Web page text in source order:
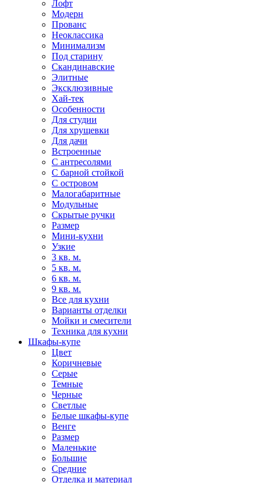
Лофт
Модерн
Прованс
Неоклассика
Минимализм
Под старину
Скандинавские
Элитные
Эксклюзивные
Хай-тек
Особенности
Для студии
Для хрущевки
Для дачи
Встроенные
С антресолями
С барной стойкой
С островом
Малогабаритные
Модульные
Скрытые ручки
Размер
Мини-кухни
Узкие
3 кв. м.
5 кв. м.
6 кв. м.
9 кв. м.
Все для кухни
Варианты отделки
Мойки и смесители
Техника для кухни
Шкафы-купе
Цвет
Коричневые
Серые
Темные
Черные
Светлые
Белые шкафы-купе
Венге
Размер
Маленькие
Большие
Средние
Отделка и материал